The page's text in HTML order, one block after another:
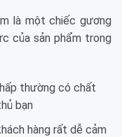
là một chiếc gương
của sản phẩm trong
thường có chất
bạn
hàng rất dễ cảm